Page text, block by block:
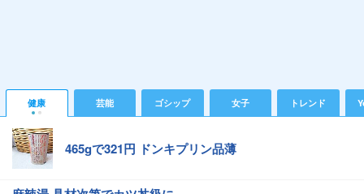
健康 芸能 ゴシップ 女子 トレンド
465gで321円 ドンキプリン品薄